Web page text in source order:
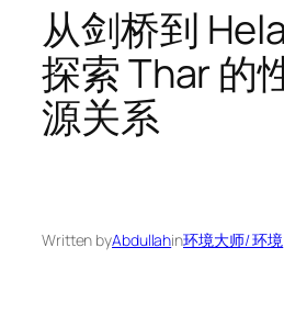
从剑桥到
探索 Thar 的
源关系
Written byAbdullahin环境大师/ 环境